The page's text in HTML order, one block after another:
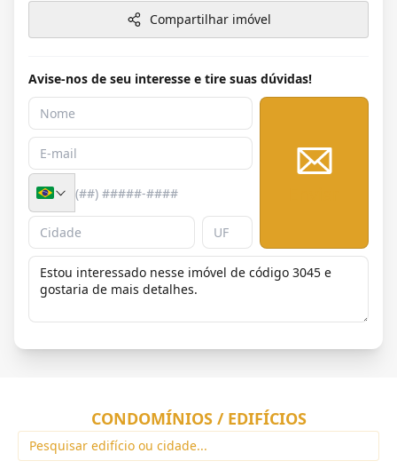
Compartilhar imóvel
Avise-nos de seu interesse e tire suas dúvidas!
CONDOMÍNIOS / EDIFÍCIOS